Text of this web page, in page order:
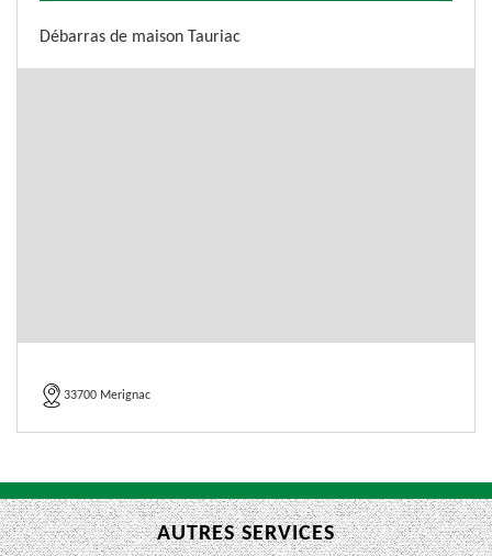
Débarras de maison Tauriac
33700 Merignac
AUTRES SERVICES